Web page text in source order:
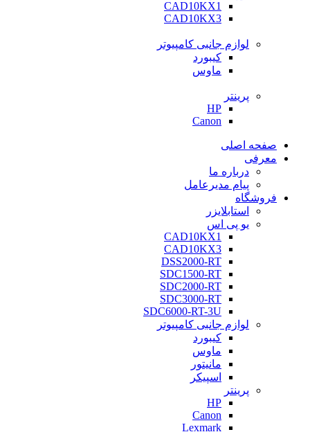
CAD10KX1
CAD10KX3
لوازم جانبی کامپیوتر
کیبورد
ماوس
پرینتر
HP
Canon
صفحه اصلی
معرفی
درباره ما
پیام مدیرعامل
فروشگاه
استابلایزر
یو پی اس
CAD10KX1
CAD10KX3
DSS2000-RT
SDC1500-RT
SDC2000-RT
SDC3000-RT
SDC6000-RT-3U
لوازم جانبی کامپیوتر
کیبورد
ماوس
مانیتور
اسپیکر
پرینتر
HP
Canon
Lexmark